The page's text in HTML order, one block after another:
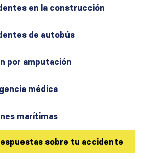
en la construcción
de autobús
por amputación
médica
marítimas
sobre tu accidente